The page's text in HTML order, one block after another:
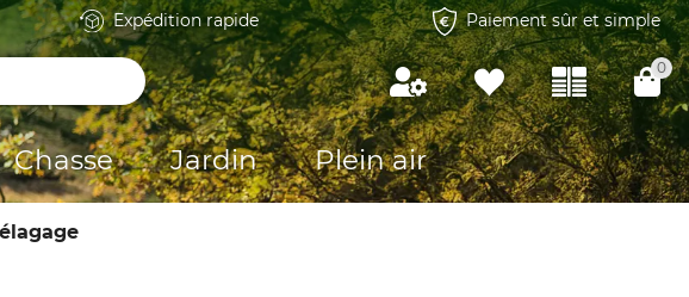
Expédition rapide Paiement sûr et simple
0
Chasse Jardin Plein air